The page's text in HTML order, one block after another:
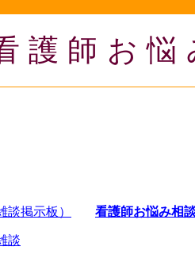
護師お悩
談掲示板） 看護師お悩み相
談